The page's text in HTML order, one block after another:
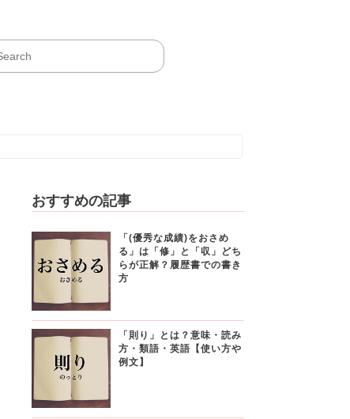
おすすめの記事
「(優秀な成績)をおさめ
る」は「修」と「収」どち
らが正解？履歴書での書き
方
「則り」とは？意味・読み
方・類語・英語【使い方や
例文】